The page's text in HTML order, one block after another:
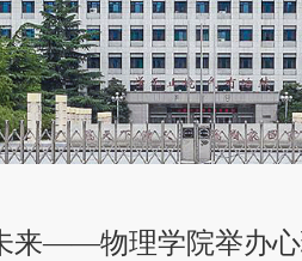
来——物理学院举办